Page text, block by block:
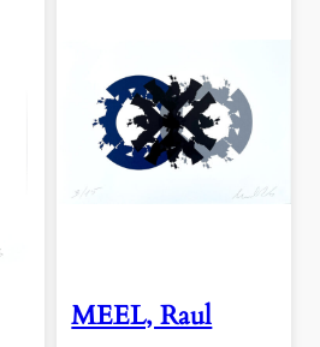
MEEL, Raul